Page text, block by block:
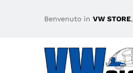
Benvenuto in VW STORE